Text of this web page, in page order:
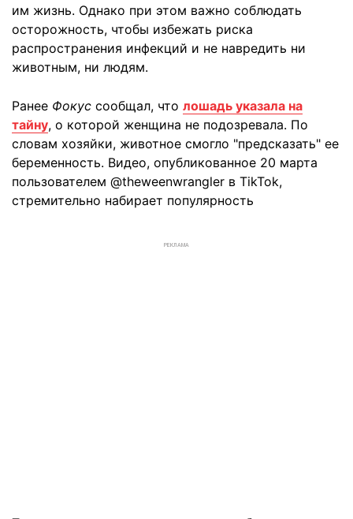
им жизнь. Однако при этом важно соблюдать
осторожность, чтобы избежать риска
распространения инфекций и не навредить ни
животным, ни людям.
Ранее Фокус сообщал, что лошадь указала на
тайну, о которой женщина не подозревала. По
словам хозяйки, животное смогло "предсказать" ее
беременность. Видео, опубликованное 20 марта
пользователем @theweenwrangler в TikTok,
стремительно набирает популярность
РЕКЛАМА